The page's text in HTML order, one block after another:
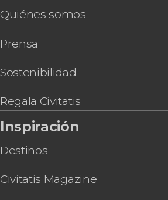
Entrada a The Viking Planet
Tour en bicicleta por Oslo
Quiénes somos
Prensa
Sostenibilidad
Regala Civitatis
Inspiración
Destinos
Civitatis Magazine